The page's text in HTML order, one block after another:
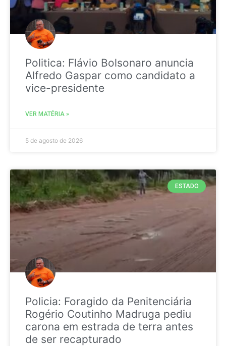
Politica: Flávio Bolsonaro anuncia
Alfredo Gaspar como candidato a
vice-presidente
VER MATÉRIA »
5 de agosto de 2026
ESTADO
Policia: Foragido da Penitenciária
Rogério Coutinho Madruga pediu
carona em estrada de terra antes
de ser recapturado